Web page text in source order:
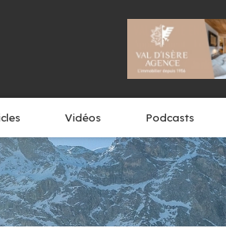
Vidéos Podcasts